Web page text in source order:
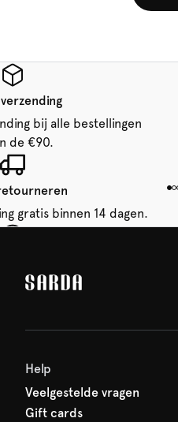
bij alle bestellingen
de €90.
gratis binnen 14 dagen.
van SARDA — je eerste
Help
Veelgestelde vragen
Gift cards